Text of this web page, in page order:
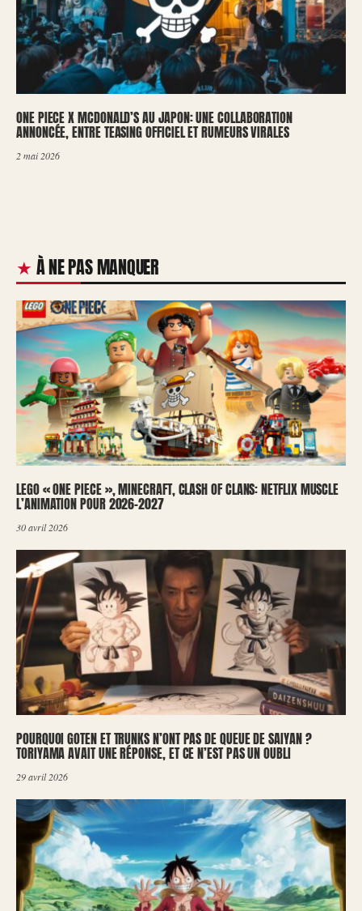
ONE PIECE X MCDONALD’S AU JAPON: UNE COLLABORATION
ANNONCÉE, ENTRE TEASING OFFICIEL ET RUMEURS VIRALES
2 mai 2026
À NE PAS MANQUER
LEGO « ONE PIECE », MINECRAFT, CLASH OF CLANS: NETFLIX MUSCLE
L’ANIMATION POUR 2026-2027
30 avril 2026
POURQUOI GOTEN ET TRUNKS N’ONT PAS DE QUEUE DE SAIYAN ?
TORIYAMA AVAIT UNE RÉPONSE, ET CE N’EST PAS UN OUBLI
29 avril 2026